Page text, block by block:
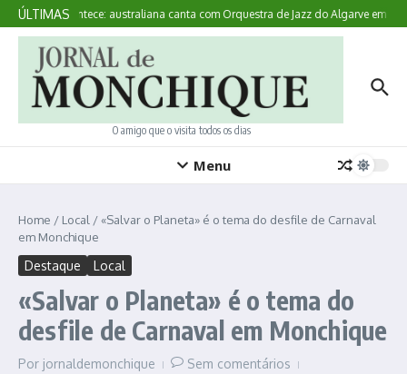
Ir para o conteúdo
ÚLTIMAS
Aqui Acontece: australiana canta com Orquestra de Jazz do Algarve em
O amigo que o visita todos os dias
Menu
Home / Local /«Salvar o Planeta» é o tema do desfile de Carnaval
em Monchique
Destaque Local
«Salvar o Planeta» é o tema do
desfile de Carnaval em Monchique
Por jornaldemonchique
Sem comentários